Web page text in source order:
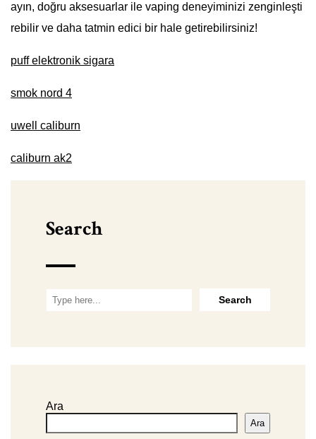
ayın, doğru aksesuarlar ile vaping deneyiminizi zenginleşti
rebilir ve daha tatmin edici bir hale getirebilirsiniz!
puff elektronik sigara
smok nord 4
uwell caliburn
caliburn ak2
Search
Ara
Ara